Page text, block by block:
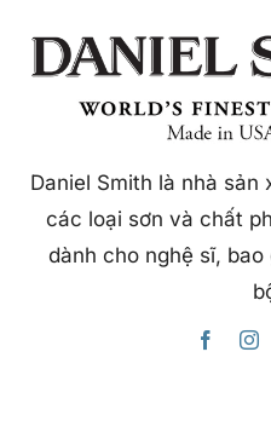
Daniel Smith là nhà sản
các loại sơn và chất
dành cho nghệ sĩ,